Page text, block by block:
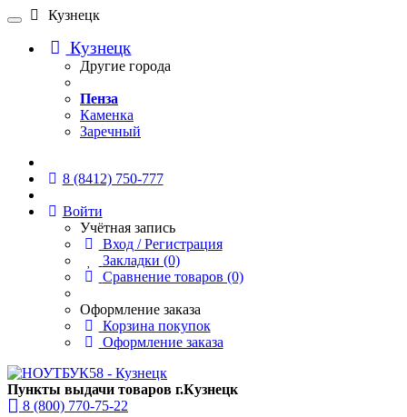
Кузнецк
Кузнецк
Другие города
Пенза
Каменка
Заречный
8 (8412) 750-777
Войти
Учётная запись
Вход / Регистрация
Закладки (0)
Сравнение товаров (0)
Оформление заказа
Корзина покупок
Оформление заказа
Пункты выдачи товаров г.Кузнецк
8 (800) 770-75-22